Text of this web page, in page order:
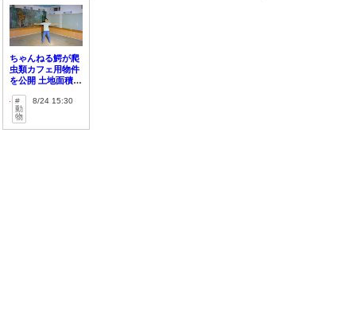
ちゃんねる鰐が爬
虫類カフェ用物件
を公開 土地面積は
動
物
8/24 15:30